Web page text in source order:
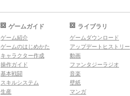
ゲームガイド
ゲーム紹介
ゲームのはじめかた
キャラクター作成
操作ガイド
基本戦闘
スキルシステム
生産
ライブラリ
ゲームダウンロード
アップデートヒストリー
動画
ファンタジーラジオ
音楽
壁紙
マンガ